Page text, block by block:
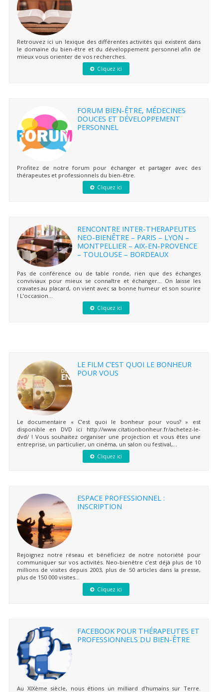
Retrouvez ici un lexique des différentes activités qui existent dans
le domaine du bien-être et du développement personnel afin de
mieux vous orienter de vos recherches.
Cliquez ici
FORUM BIEN-ÊTRE, MÉDECINES
DOUCES ET DÉVELOPPEMENT
PERSONNEL
Profitez de notre forum pour échanger et partager avec des
thérapeutes et professionnels du bien-être.
Cliquez ici
RENCONTRE INTER-THERAPEUTES
NEO-BIENÊTRE – PARIS – LYON –
MONTPELLIER – AIX-EN-PROVENCE
– TOULOUSE – BORDEAUX
Pas de conférence ou de table ronde, rien que des échanges
conviviaux pour mieux se connaître et échanger… On laisse les
cravates au placard, on vient avec sa bonne humeur et son sourire
! L’occasion...
Cliquez ici
LE FILM C’EST QUOI LE BONHEUR
POUR VOUS
Le documentaire « C’est quoi le bonheur pour vous? » est
disponible en DVD ici http://www.citationbonheur.fr/achetez-le-
dvd/ ! Vous souhaitez organiser une projection et vous êtes une
entreprise, un particulier, un cinéma, un salon ou festival,...
Cliquez ici
ESPACE PROFESSIONNEL :
INSCRIPTION
Rejoignez notre réseau et bénéficiez de notre notoriété pour
communiquer sur vos activités. Neo-bienêtre c’est déjà plus de 10
millions de visites depuis 2003, plus de 50 articles dans la presse,
plus de 150 000 visites...
Cliquez ici
FACEBOOK POUR THÉRAPEUTES ET
PROFESSIONNELS DU BIEN-ÊTRE
Au XIXème siècle, nous étions un milliard d’humains sur Terre.